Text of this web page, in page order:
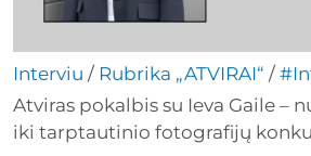
Interviu / Rubrika „ATVIRAI“ /
Atviras pokalbis su Ieva Gaile –
iki tarptautinio fotografijų